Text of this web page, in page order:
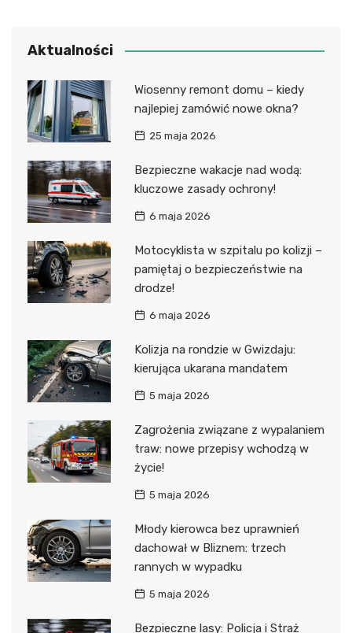
Aktualności
Wiosenny remont domu – kiedy
najlepiej zamówić nowe okna?
25 maja 2026
Bezpieczne wakacje nad wodą:
kluczowe zasady ochrony!
6 maja 2026
Motocyklista w szpitalu po kolizji –
pamiętaj o bezpieczeństwie na
drodze!
6 maja 2026
Kolizja na rondzie w Gwizdaju:
kierująca ukarana mandatem
5 maja 2026
Zagrożenia związane z wypalaniem
traw: nowe przepisy wchodzą w
życie!
5 maja 2026
Młody kierowca bez uprawnień
dachował w Bliznem: trzech
rannych w wypadku
5 maja 2026
Bezpieczne lasy: Policja i Straż